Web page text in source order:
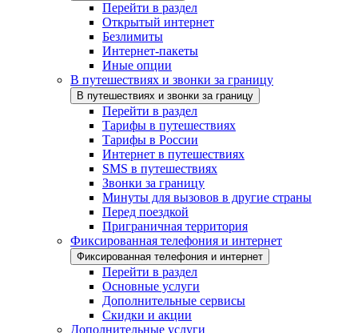
Перейти в раздел
Открытый интернет
Безлимиты
Интернет-пакеты
Иные опции
В путешествиях и звонки за границу
В путешествиях и звонки за границу
Перейти в раздел
Тарифы в путешествиях
Тарифы в России
Интернет в путешествиях
SMS в путешествиях
Звонки за границу
Минуты для вызовов в другие страны
Перед поездкой
Приграничная территория
Фиксированная телефония и интернет
Фиксированная телефония и интернет
Перейти в раздел
Основные услуги
Дополнительные сервисы
Скидки и акции
Дополнительные услуги